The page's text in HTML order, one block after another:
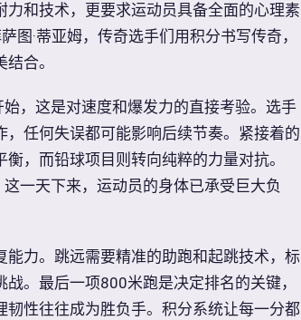
力和技术，更要求运动员具备全面的心理素
图·蒂亚姆，传奇选手们用积分书写传奇，
合。
，这是对速度和爆发力的直接考验。选手
，任何失误都可能影响后续节奏。紧接着的
，而铅球项目则转向纯粹的力量对抗。
一天下来，运动员的身体已承受巨大负
能力。跳远需要精准的助跑和起跳技术，标
。最后一项800米跑是决定排名的关键，
韧性往往成为胜负手。积分系统让每一分都